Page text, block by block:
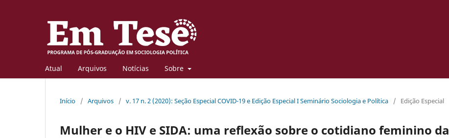
Atual Arquivos Notícias Sobre
Início / Arquivos / v. 17 n. 2 (2020): Seção Especial COVID-19 e Edição Especial I Seminário Sociologia e Política / Edição Especial
Mulher e o HIV e SIDA: uma reflexão sobre o cotidiano feminino da